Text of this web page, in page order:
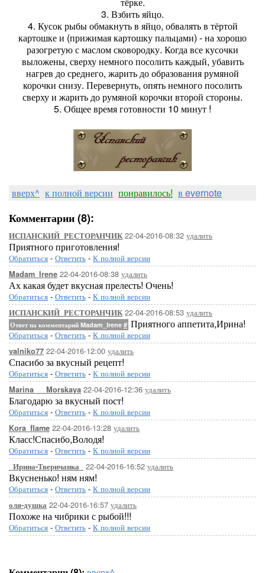
3. Взбить яйцо.
4. Кусок рыбы обмакнуть в яйцо, обвалять в тёртой
картошке и (прижимая картошку пальцами) - на хорошо
разогретую с маслом сковородку. Когда все кусочки
выложены, сверху немного посолить каждый, убавить
нагрев до среднего, жарить до образования румяной
корочки снизу. Перевернуть, опять немного посолить
сверху и жарить до румяной корочки второй стороны.
5. Общее время готовности 10 минут !
вверх^ к полной версии понравилось! в evernote
Комментарии (8):
ИСПАНСКИЙ_РЕСТОРАНЧИК22-04-2016-08:32 удалить
Приятного приготовления!
Обратиться - Ответить - К полной версии
Madam_Irene 22-04-2016-08:38 удалить
Ах какая будет вкусная прелесть! Очень!
Обратиться - Ответить - К полной версии
ИСПАНСКИЙ_РЕСТОРАНЧИК22-04-2016-08:53 удалить
Ответ на комментарий Madam_Irene # Приятного аппетита,Ирина!
Обратиться - Ответить - К полной версии
valniko77 22-04-2016-12:00 удалить
Спасибо за вкусный рецепт!
Обратиться - Ответить - К полной версии
Marina___Morskaya 22-04-2016-12:36 удалить
Благодарю за вкусный пост!
Обратиться - Ответить - К полной версии
Kora_flame 22-04-2016-13:28 удалить
Класс!Спасибо,Володя!
Обратиться - Ответить - К полной версии
_Ирина-Тверичанка_ 22-04-2016-16:52 удалить
Вкусненько! ням ням!
Обратиться - Ответить - К полной версии
оля-душка 22-04-2016-16:57 удалить
Похоже на чибрики с рыбой!!!
Обратиться - Ответить - К полной версии